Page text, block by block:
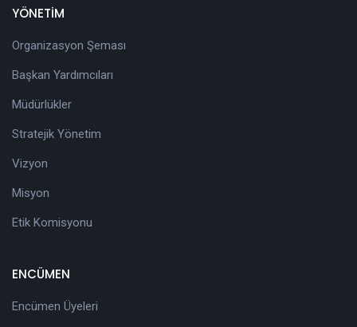
YÖNETİM
Organizasyon Şeması
Başkan Yardımcıları
Müdürlükler
Stratejik Yönetim
Vizyon
Misyon
Etik Komisyonu
ENCÜMEN
Encümen Üyeleri